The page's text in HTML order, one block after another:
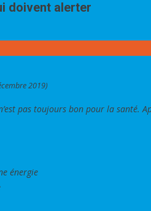
doivent alerter
2019)
pas toujours bon pour la santé.
énergie